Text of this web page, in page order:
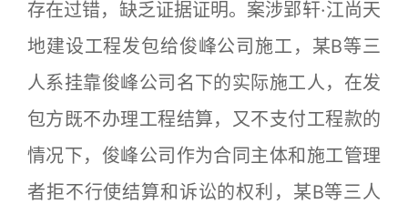
存在过错，缺乏证据证明。案涉郢轩·江尚天
地建设工程发包给俊峰公司施工，某B等三
人系挂靠俊峰公司名下的实际施工人，在发
包方既不办理工程结算，又不支付工程款的
情况下，俊峰公司作为合同主体和施工管理
者拒不行使结算和诉讼的权利，某B等三人